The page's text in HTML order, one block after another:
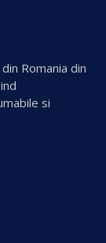
Romania din
si